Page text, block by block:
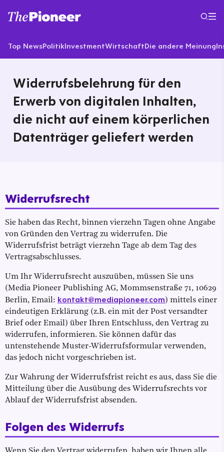
Top NewsPolitikInvestmentWirtschaftDie andere Meinung
Widerrufsbelehrung für den
Erwerb von digitalen Inhalten,
die nicht auf einem körperlichen
Datenträger geliefert werden
Widerrufsrecht
Sie haben das Recht, binnen vierzehn Tagen ohne Angabe
von Gründen den Vertrag zu widerrufen. Die
Widerrufsfrist beträgt vierzehn Tage ab dem Tag des
Vertragsabschlusses.
Um Ihr Widerrufsrecht auszuüben, müssen Sie uns
(Media Pioneer Publishing AG, Mommsenstraße 71, 10629
Berlin, Email: kontakt@mediapioneer.com) mittels einer
eindeutigen Erklärung (z.B. ein mit der Post versandter
Brief oder Email) über Ihren Entschluss, den Vertrag zu
widerrufen, informieren. Sie können dafür das
untenstehende Muster-Widerrufsformular verwenden,
das jedoch nicht vorgeschrieben ist.
Zur Wahrung der Widerrufsfrist reicht es aus, dass Sie die
Mitteilung über die Ausübung des Widerrufsrechts vor
Ablauf der Widerrufsfrist absenden.
Folgen des Widerrufs